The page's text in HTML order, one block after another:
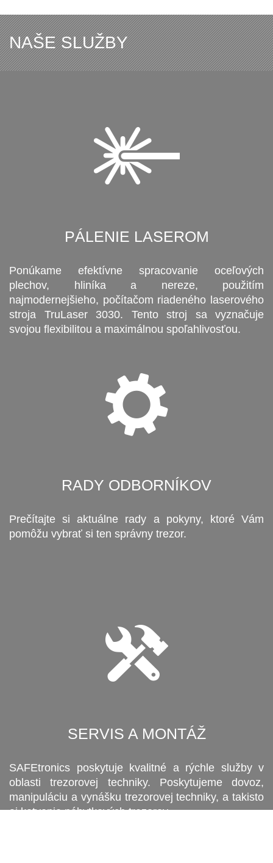
NAŠE SLUŽBY
PÁLENIE LASEROM
Ponúkame efektívne spracovanie oceľových
plechov, hliníka a nereze, použitím
najmodernejšieho, počítačom riadeného laserového
stroja TruLaser 3030. Tento stroj sa vyznačuje
svojou flexibilitou a maximálnou spoľahlivosťou.
RADY ODBORNÍKOV
Prečítajte si aktuálne rady a pokyny, ktoré Vám
pomôžu vybrať si ten správny trezor.
SERVIS A MONTÁŽ
SAFEtronics poskytuje kvalitné a rýchle služby v
oblasti trezorovej techniky. Poskytujeme dovoz,
manipuláciu a vynášku trezorovej techniky, a takisto
aj kotvenie nábytkových trezorov.